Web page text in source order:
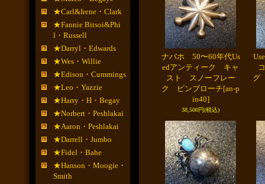
★Carl&Irene・Clark
★Fannie Bitsoi&Phi
l・Russell
★Darryl・Edwards
★Wes・Willie
★Edison・Cummings
★Leo・Yazzie
★Harry・H・Begay
★Norbert・Peshlakai
★Aaron・Peshlakai
★Darrell・Jumbo
★Fidel・Bahe
★Hanson・Moogie・
Smith
ナバホ 50〜60年代Us
edアンティーク キャ
スト スノーフレー
ク ピンブローチ[an-p
in40]
38,500円(税込)
グ